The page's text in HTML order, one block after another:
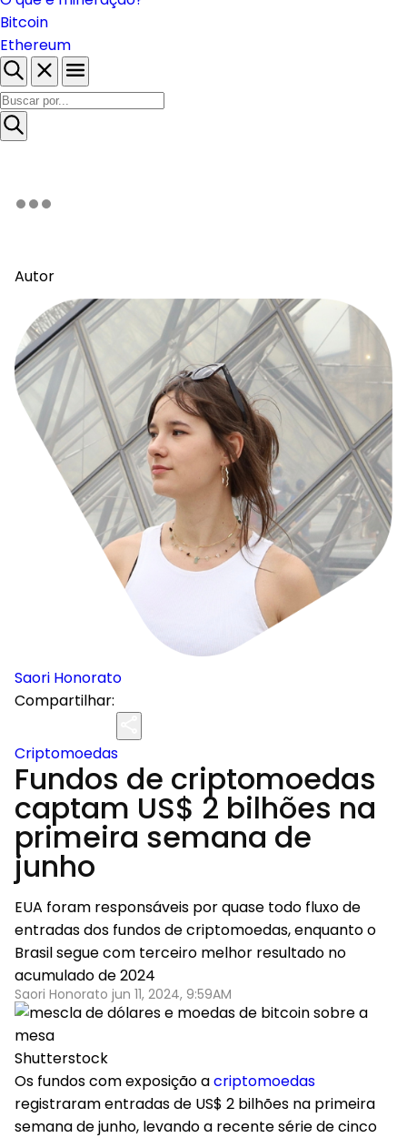
Bitcoin
Ethereum
Autor
Saori Honorato
Compartilhar:
Criptomoedas
Fundos de criptomoedas
captam US$ 2 bilhões na
primeira semana de
junho
EUA foram responsáveis por quase todo fluxo de
entradas dos fundos de criptomoedas, enquanto o
Brasil segue com terceiro melhor resultado no
acumulado de 2024
Saori Honorato jun 11, 2024, 9:59AM
Shutterstock
Os fundos com exposição acriptomoedas
registraram entradas de US$ 2 bilhões na primeira
semana de junho, levando a recente série de cinco